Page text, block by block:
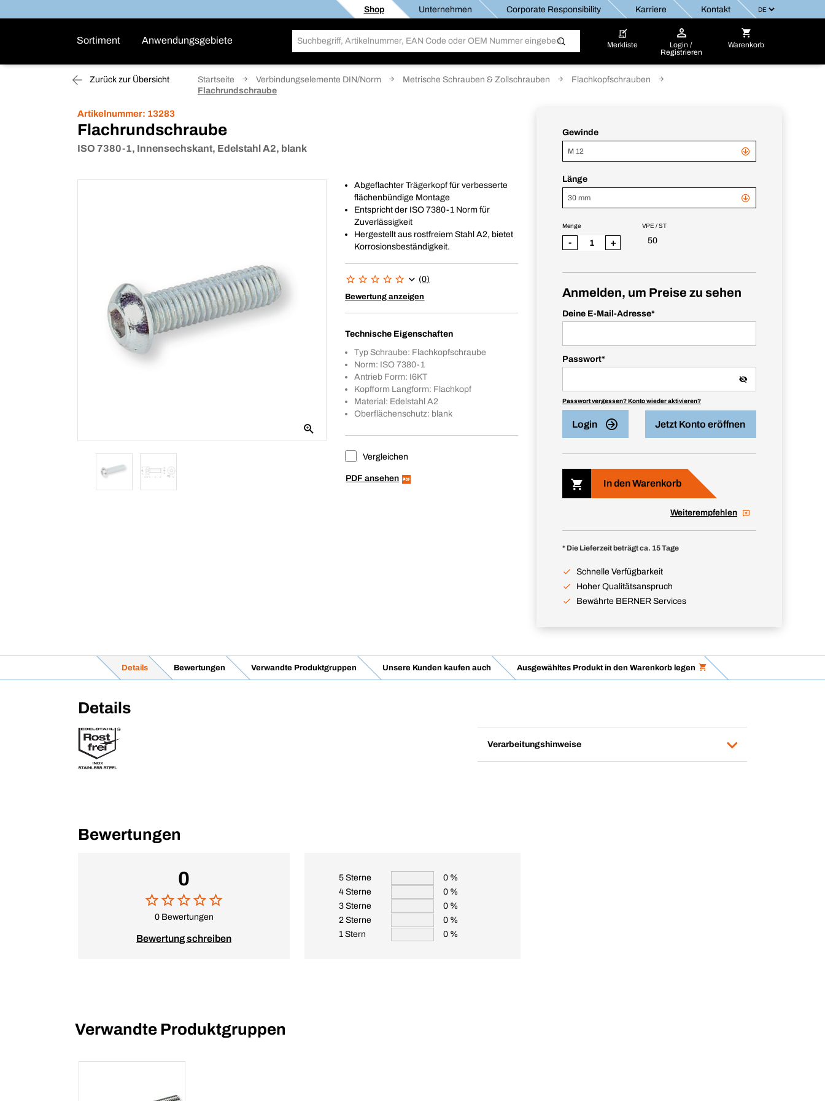
Shop Unternehmen Corporate Responsibility Karriere Kontakt
Sortiment Anwendungsgebiete Merkliste
Login /
Registrieren
Warenkorb
Zurück zur Übersicht Startseite Verbindungselemente DIN/Norm Metrische Schrauben & Zollschrauben
Flachkopfschrauben
Flachrundschraube
Artikelnummer: 13283
Flachrundschraube
ISO 7380-1, Innensechskant, Edelstahl A2, blank
Abgeflachter Trägerkopf für verbesserte
flächenbündige Montage
Entspricht der ISO 7380-1 Norm für
Zuverlässigkeit
Hergestellt aus rostfreiem Stahl A2, bietet
Korrosionsbeständigkeit.
(0)
Bewertung anzeigen
Technische Eigenschaften
Typ Schraube: Flachkopfschraube
Norm: ISO 7380-1
Antrieb Form: I6KT
Kopfform Langform: Flachkopf
Material: Edelstahl A2
Oberflächenschutz: blank
Vergleichen
PDF ansehen
Gewinde
M 12
Länge
30 mm
VPE / ST
50
Menge
- +
Anmelden, um Preise zu sehen
Deine E-Mail-Adresse*
Passwort*
Passwort vergessen? Konto wieder aktivieren?
Login Jetzt Konto eröffnen
In den Warenkorb
Weiterempfehlen
* Die Lieferzeit beträgt ca. 15 Tage
Schnelle Verfügbarkeit
Hoher Qualitätsanspruch
Bewährte BERNER Services
Details Bewertungen Verwandte Produktgruppen Unsere Kunden kaufen auch Ausgewähltes Produkt in den Warenkorb legen
Details
Verarbeitungshinweise
Bewertungen
0
0 Bewertungen
Bewertung schreiben
5 Sterne
0 %
4 Sterne
0 %
3 Sterne
0 %
2 Sterne
0 %
1 Stern
0 %
Verwandte Produktgruppen